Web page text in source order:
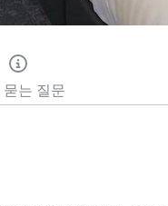
묻는 질문